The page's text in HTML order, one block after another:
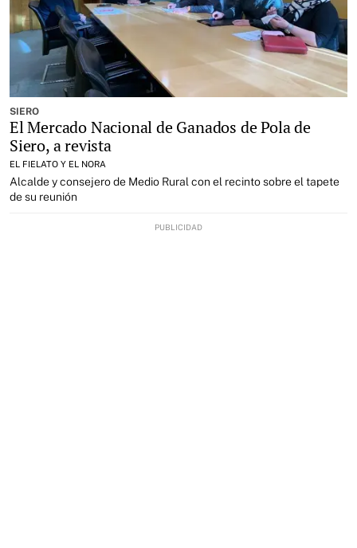
SIERO
El Mercado Nacional de Ganados de Pola de
Siero, a revista
EL FIELATO Y EL NORA
Alcalde y consejero de Medio Rural con el recinto sobre el tapete
de su reunión